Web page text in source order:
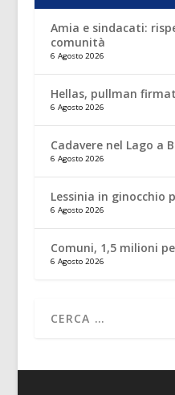
Amia e sindacati:
comunità
6 Agosto 2026
Hellas, pullman
6 Agosto 2026
Cadavere nel Lago a
6 Agosto 2026
Lessinia in ginocchio
6 Agosto 2026
Comuni, 1,5 milioni
6 Agosto 2026